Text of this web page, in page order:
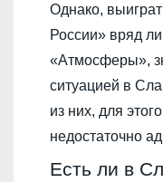
Однако,
России» вряд
«Атмосферы»,
ситуацией в
из них, для
недостаточно
Есть ли в